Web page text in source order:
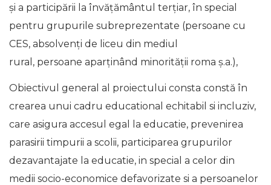
și a participării la învățământul terțiar, în special
pentru grupurile subreprezentate (persoane cu
CES, absolvenți de liceu din mediul
rural, persoane aparținând minorității roma ș.a.),
Obiectivul general al proiectului consta constă în
crearea unui cadru educational echitabil si incluziv,
care asigura accesul egal la educatie, prevenirea
parasirii timpurii a scolii, participarea grupurilor
dezavantajate la educatie, in special a celor din
medii socio-economice defavorizate si a persoanelor